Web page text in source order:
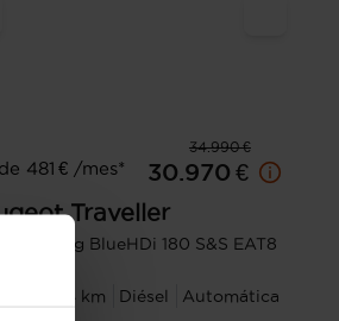
34.990 €
481 € /mes*
30.970 €
Traveller
Long BlueHDi 180 S&S EAT8
35.864 km Diésel Automática